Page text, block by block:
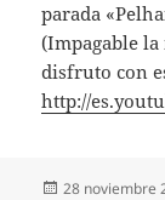
parada
(Impagable
disfruto con
http://
Publicado
28 noviembre